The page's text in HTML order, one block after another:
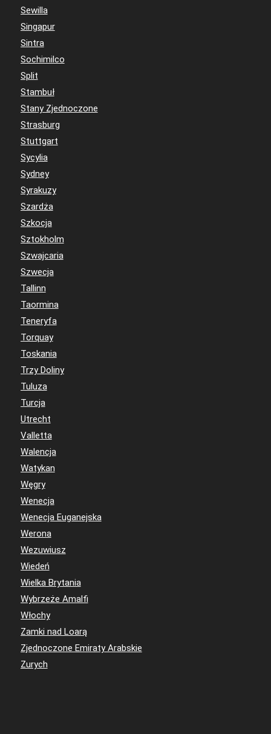
Sewilla
Singapur
Sintra
Sochimilco
Split
Stambuł
Stany Zjednoczone
Strasburg
Stuttgart
Sycylia
Sydney
Syrakuzy
Szardża
Szkocja
Sztokholm
Szwajcaria
Szwecja
Tallinn
Taormina
Teneryfa
Torquay
Toskania
Trzy Doliny
Tuluza
Turcja
Utrecht
Valletta
Walencja
Watykan
Węgry
Wenecja
Wenecja Euganejska
Werona
Wezuwiusz
Wiedeń
Wielka Brytania
Wybrzeże Amalfi
Włochy
Zamki nad Loarą
Zjednoczone Emiraty Arabskie
Zurych